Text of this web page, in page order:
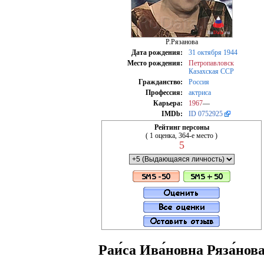
Р.Рязанова
Дата рождения:
31 октября 1944
Место рождения:
Петропавловск
Казахская ССР
Гражданство:
Россия
Профессия:
актриса
Карьера:
1967—
IMDb:
ID 0752925
Рейтинг персоны
( 1 оценка, 364-е место )
5
Раи́са Ива́новна